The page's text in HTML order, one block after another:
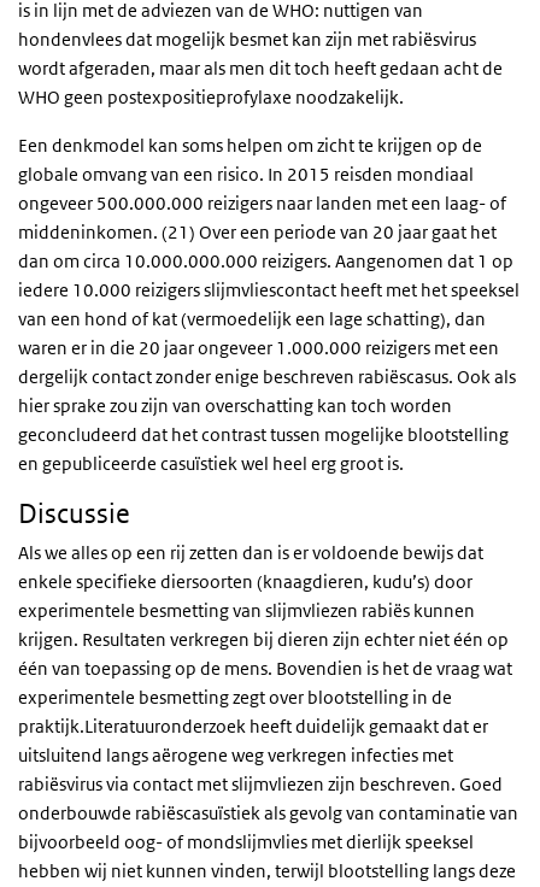
is in lijn met de adviezen van de WHO: nuttigen van
hondenvlees dat mogelijk besmet kan zijn met rabiësvirus
wordt afgeraden, maar als men dit toch heeft gedaan acht de
WHO geen postexpositieprofylaxe noodzakelijk.
Een denkmodel kan soms helpen om zicht te krijgen op de
globale omvang van een risico. In 2015 reisden mondiaal
ongeveer 500.000.000 reizigers naar landen met een laag- of
middeninkomen. (21) Over een periode van 20 jaar gaat het
dan om circa 10.000.000.000 reizigers. Aangenomen dat 1 op
iedere 10.000 reizigers slijmvliescontact heeft met het speeksel
van een hond of kat (vermoedelijk een lage schatting), dan
waren er in die 20 jaar ongeveer 1.000.000 reizigers met een
dergelijk contact zonder enige beschreven rabiëscasus. Ook als
hier sprake zou zijn van overschatting kan toch worden
geconcludeerd dat het contrast tussen mogelijke blootstelling
en gepubliceerde casuïstiek wel heel erg groot is.
Discussie
Als we alles op een rij zetten dan is er voldoende bewijs dat
enkele specifieke diersoorten (knaagdieren, kudu’s) door
experimentele besmetting van slijmvliezen rabiës kunnen
krijgen. Resultaten verkregen bij dieren zijn echter niet één op
één van toepassing op de mens. Bovendien is het de vraag wat
experimentele besmetting zegt over blootstelling in de
praktijk.Literatuuronderzoek heeft duidelijk gemaakt dat er
uitsluitend langs aërogene weg verkregen infecties met
rabiësvirus via contact met slijmvliezen zijn beschreven. Goed
onderbouwde rabiëscasuïstiek als gevolg van contaminatie van
bijvoorbeeld oog- of mondslijmvlies met dierlijk speeksel
hebben wij niet kunnen vinden, terwijl blootstelling langs deze